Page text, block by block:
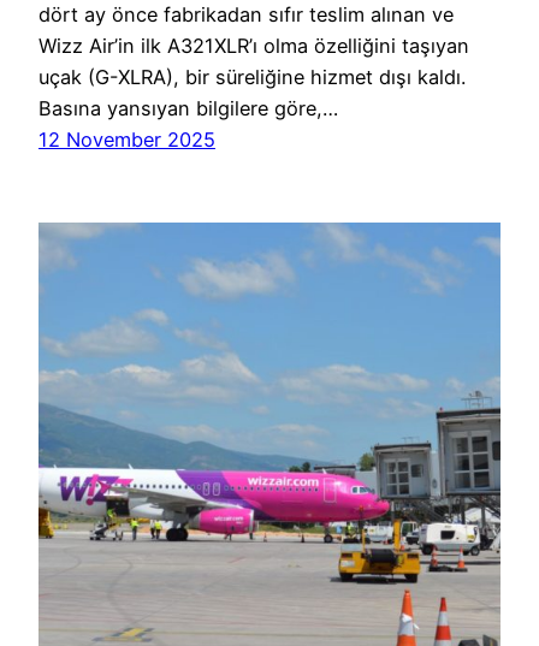
dört ay önce fabrikadan sıfır teslim alınan ve
Wizz Air’in ilk A321XLR’ı olma özelliğini taşıyan
uçak (G-XLRA), bir süreliğine hizmet dışı kaldı.
Basına yansıyan bilgilere göre,…
12 November 2025